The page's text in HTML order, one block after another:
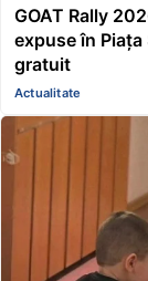
GOAT Rally
expuse în
gratuit
Actualitate